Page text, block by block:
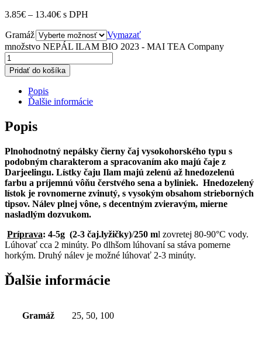
3.85€ – 13.40€ s DPH
Gramáž
Vymazať
množstvo NEPÁL ILAM BIO 2023 - MAI TEA Company
Pridať do košíka
Popis
Ďalšie informácie
Popis
Plnohodnotný nepálsky čierny čaj vysokohorského typu s
podobným charakterom a spracovaním ako majú čaje z
Darjeelingu. Lístky čaju Ilam majú zelenú až hnedozelenú
farbu a príjemnú vôňu čerstvého sena a byliniek. Hnedozelený
lístok je rovnomerne zvinutý, s vysokým obsahom strieborných
tipsov. Nálev plnej vône, s decentným zvieravým, mierne
nasladlým dozvukom.
Príprava: 4-5g (2-3 čaj.lyžičky)/250 ml zovretej 80-90°C vody.
Lúhovať cca 2 minúty. Po dlhšom lúhovaní sa stáva pomerne
horkým. Druhý nálev je možné lúhovať 2-3 minúty.
Ďalšie informácie
Gramáž 25, 50, 100